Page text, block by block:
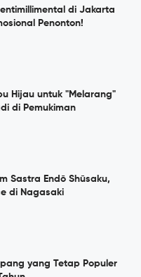
di Jakarta
Penonton!
Hijau untuk "Melarang"
di Pemukiman
Sastra Endō Shūsaku,
di Nagasaki
yang Tetap Populer